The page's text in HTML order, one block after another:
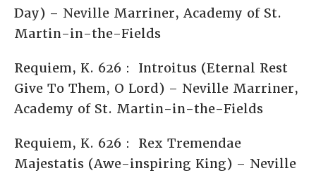
Day) – Neville Marriner, Academy of St.
Martin-in-the-Fields
Requiem, K. 626： Introitus (Eternal Rest
Give To Them, O Lord) – Neville Marriner,
Academy of St. Martin-in-the-Fields
Requiem, K. 626： Rex Tremendae
Majestatis (Awe-inspiring King) – Neville